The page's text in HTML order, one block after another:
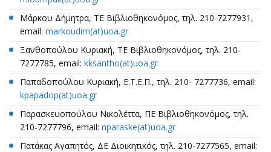
Μάρκου Δήμητρα, TE Βιβλιοθηκονόμος, τηλ. 210-7277931,
email: markoudim(at)uoa.gr
Ξανθοπούλου Κυριακή, ΤΕ Βιβλιοθηκονόμος, τηλ. 210-
7277785, email: kksantho(at)uoa.gr
Παπαδοπούλου Κυριακή, Ε.Τ.Ε.Π., τηλ. 210- 7277736, email:
kpapadop(at)uoa.gr
Παρασκευοπούλου Νικολέττα, ΠΕ Βιβλιοθηκονόμος, τηλ.
210-7277796, email: nparaske(at)uoa.gr
Πατάκας Αγαπητός, ΔΕ Διοικητικός, τηλ. 210-7277565, email: